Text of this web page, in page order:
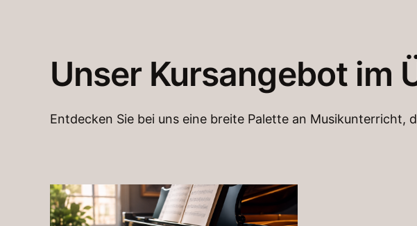
Unser Kursangebot im
Entdecken Sie bei uns eine breite Palette an